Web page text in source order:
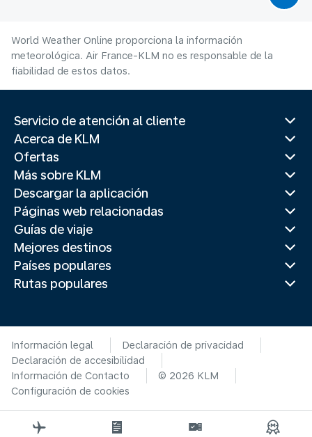
World Weather Online proporciona la información
meteorológica. Air France-KLM no es responsable de la
fiabilidad de estos datos.
Servicio de atención al cliente
Acerca de KLM
Ofertas
Más sobre KLM
Descargar la aplicación
Páginas web relacionadas
Guías de viaje
Mejores destinos
Países populares
Rutas populares
Información legal
Declaración de privacidad
Declaración de accesibilidad
Información de Contacto
© 2026 KLM
Configuración de cookies